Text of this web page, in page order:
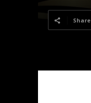
Share